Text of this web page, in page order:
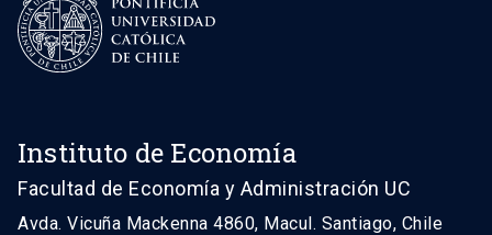
Instituto de Economía
Facultad de Economía y Administración UC
Avda. Vicuña Mackenna 4860, Macul. Santiago, Chile